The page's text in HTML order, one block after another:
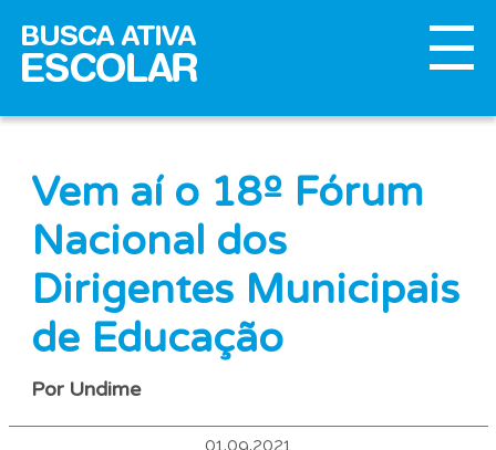
Vem aí o 18º Fórum
Nacional dos
Dirigentes Municipais
de Educação
Por Undime
01.09.2021